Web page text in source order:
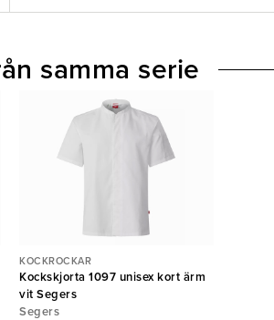
KOCKROCKAR
Kockskjorta 1097 unisex kort ärm
vit Segers
Segers
samma serie